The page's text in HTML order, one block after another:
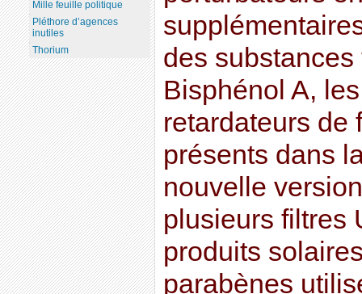
des
Bisphénol A,
retardateurs de
présents dans
nouvelle
plusieurs filtres
produits
parabènes
Mille feuille politique
Pléthore d’agences
inutiles
Thorium